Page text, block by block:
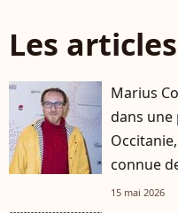
Les
Marius
dans
connue
15 mai 2026